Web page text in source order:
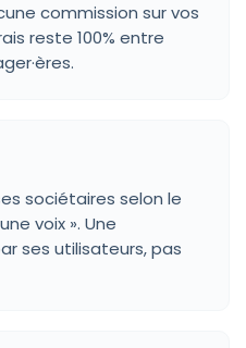
commission sur vos
reste 100% entre
sociétaires selon le
voix ». Une
ses utilisateurs, pas